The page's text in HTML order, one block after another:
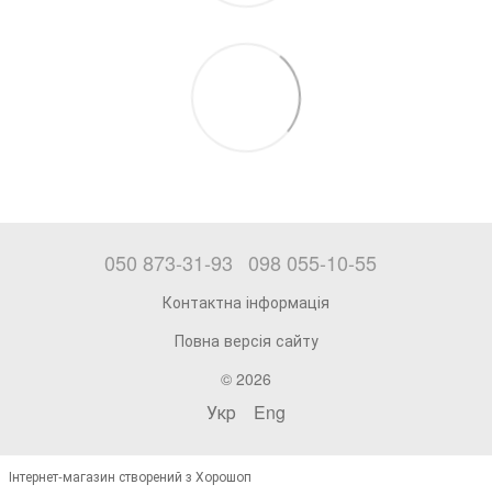
050 873-31-93 098 055-10-55
Контактна інформація
Повна версія сайту
© 2026
Укр Eng
Інтернет-магазин створений з Хорошоп